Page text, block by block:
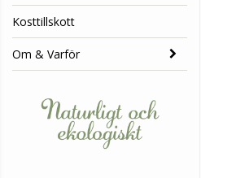
Kosttillskott
Om & Varför